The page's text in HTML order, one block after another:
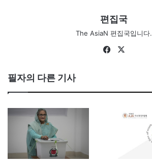
편집국
The AsiaN 편집국입니다.
Fa
필자의 다른 기사